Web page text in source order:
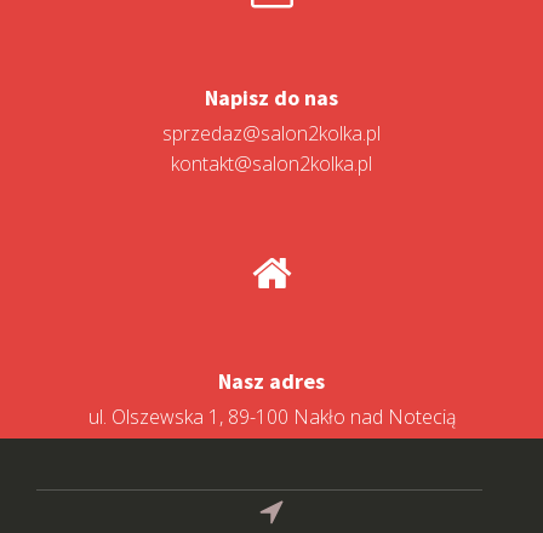
Napisz do nas
sprzedaz@salon2kolka.pl
kontakt@salon2kolka.pl
Nasz adres
ul. Olszewska 1, 89-100 Nakło nad Notecią